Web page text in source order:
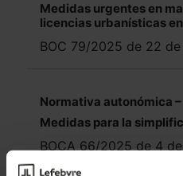
Medidas urgentes en
licencias urbanísticas
BOC 79/2025 de 22
Normativa autonómica
Medidas para la
BOCA 66/2025 de 4